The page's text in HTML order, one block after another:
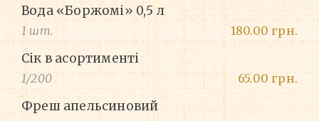
Вода «Боржомі» 0,5 л
1 шт. 180.00 грн.
Сік в асортименті
1/200 65.00 грн.
Фреш апельсиновий